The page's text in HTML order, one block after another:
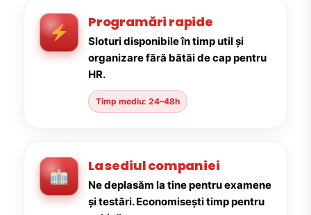
Programări rapide
Sloturi disponibile în timp util și
organizare fără bătăi de cap pentru
HR.
Timp mediu: 24–48h
La sediul companiei
Ne deplasăm la tine pentru examene
și testări. Economisești timp pentru